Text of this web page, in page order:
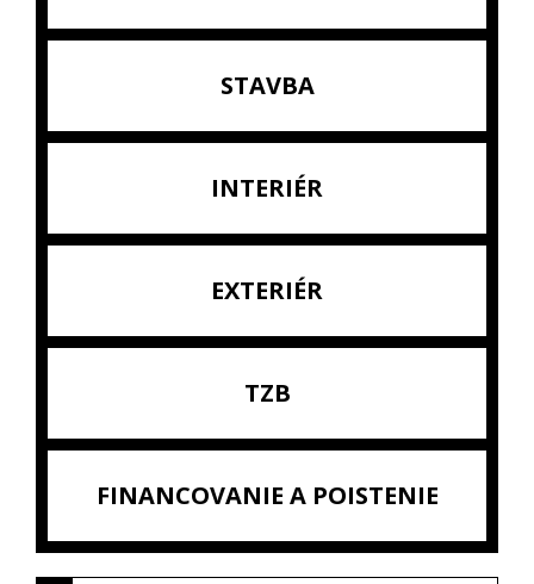
STAVBA
INTERIÉR
EXTERIÉR
TZB
FINANCOVANIE A POISTENIE